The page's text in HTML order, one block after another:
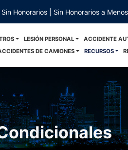
Sin Honorarios | Sin Honorarios a
LESIÓN PERSONAL ACCIDENTE
DE CAMIONES
RECURSOS